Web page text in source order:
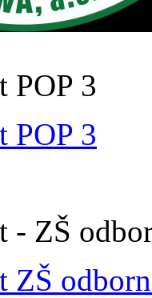
POP 3
POP 3
- ZŠ
ZŠ